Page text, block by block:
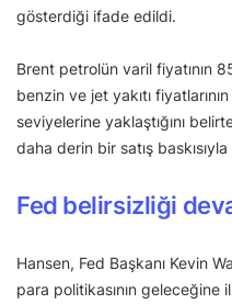
gösterdiği ifade edildi.
Brent petrolün varil fiyatının
benzin ve jet yakıtı
seviyelerine yaklaştığını
daha derin bir satış baskısıyla
Fed belirsizliği
Hansen, Fed Başkanı Kevin
para politikasının